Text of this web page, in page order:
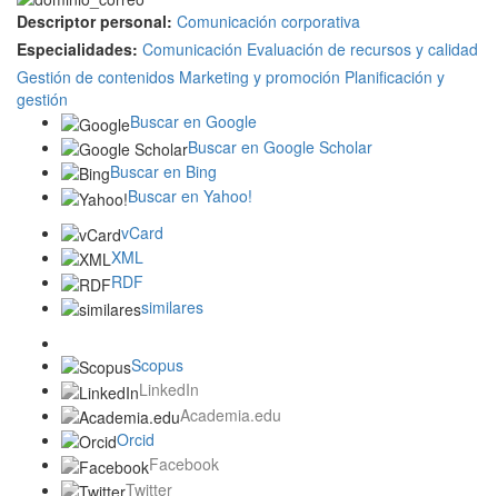
Descriptor personal: Comunicación corporativa
Especialidades: Comunicación Evaluación de recursos y calidad
Gestión de contenidos Marketing y promoción Planificación y
gestión
Buscar en Google
Buscar en Google Scholar
Buscar en Bing
Buscar en Yahoo!
vCard
XML
RDF
similares
Scopus
LinkedIn
Academia.edu
Orcid
Facebook
Twitter